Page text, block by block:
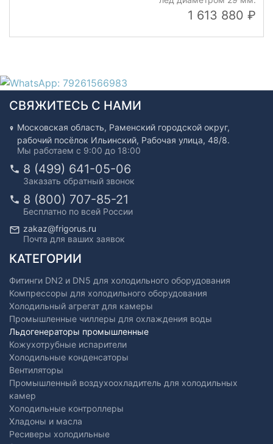
1 613 880
СВЯЖИТЕСЬ С НАМИ
Московская область, Раменский городской округ,
рабочий посёлок Ильинский, Рабочая улица, 48/8.
Мы работаем с 9:00 до 18:00
8 (499) 641-05-06
Заказать обратный звонок
8 (800) 707-85-21
Бесплатно по всей России
zakaz@frigorus.ru
Почта для ваших заявок
КАТЕГОРИИ
Фитинги DN2 и DN5 для холодильного оборудования
Компрессоры для холодильного оборудования
Холодильный агрегат для камеры
Промышленные чиллеры для охлаждения воды
Льдогенераторы промышленные
Кожухотрубные испарители
Холодильные конденсаторы
Вентиляторы
Промышленный воздухоохладитель для холодильных
камер
Холодильные контроллеры
Хладоны и масла
Ресиверы холодильные